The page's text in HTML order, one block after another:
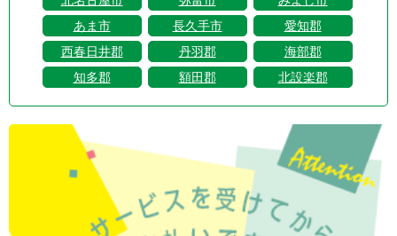
あま市
長久手市
愛知郡
西春日井郡
丹羽郡
海部郡
知多郡
額田郡 北設楽郡